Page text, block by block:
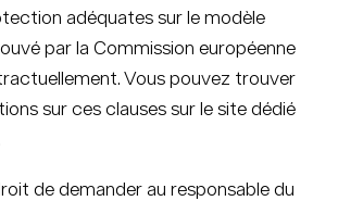
adéquates sur le modèle
par la Commission européenne
Vous pouvez trouver
sur ces clauses sur le site dédié
de demander au responsable du